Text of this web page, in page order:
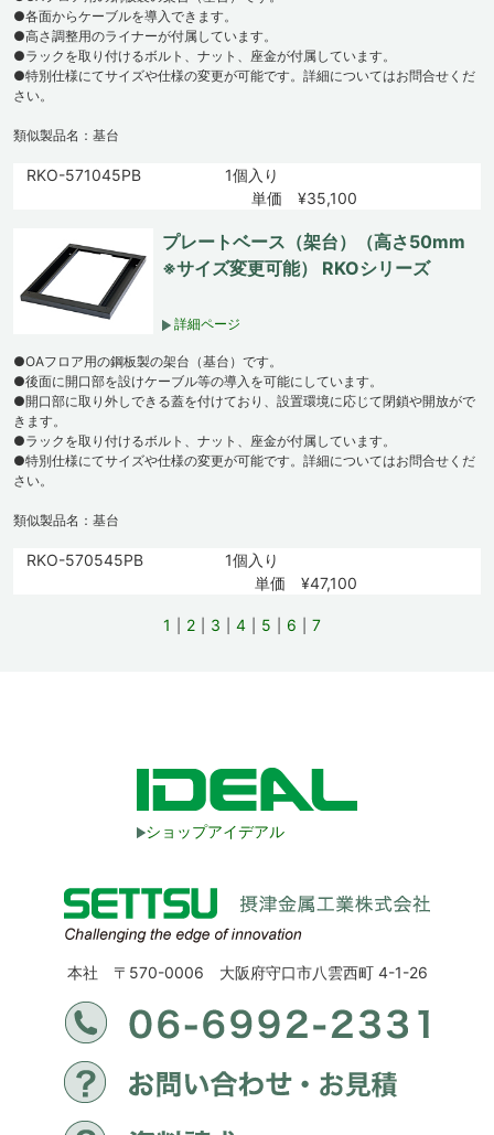
●各面からケーブルを導入できます。
●高さ調整用のライナーが付属しています。
●ラックを取り付けるボルト、ナット、座金が付属しています。
●特別仕様にてサイズや仕様の変更が可能です。詳細についてはお問合せくだ
さい。
類似製品名：基台
RKO-571045PB
1個入り
単価 ¥35,100
プレートベース（架台）（高さ50mm
※サイズ変更可能） RKOシリーズ
詳細ページ
●OAフロア用の鋼板製の架台（基台）です。
●後面に開口部を設けケーブル等の導入を可能にしています。
●開口部に取り外しできる蓋を付けており、設置環境に応じて閉鎖や開放がで
きます。
●ラックを取り付けるボルト、ナット、座金が付属しています。
●特別仕様にてサイズや仕様の変更が可能です。詳細についてはお問合せくだ
さい。
類似製品名：基台
RKO-570545PB
1個入り
単価 ¥47,100
1 2 3 4 5 6 7
ショップアイデアル
本社 〒570-0006 大阪府守口市八雲西町 4-1-26